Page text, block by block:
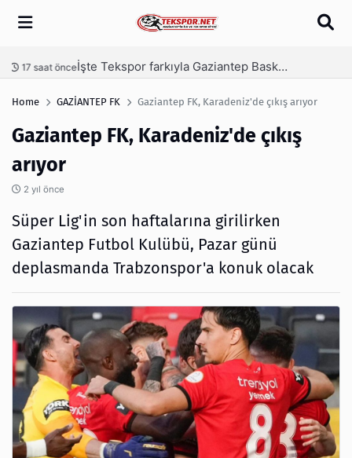
Arama
İşte Tekspor farkıyla Gaziantep Basketbol’un yeni yönetimi
Home GAZİANTEP FK Gaziantep FK, Karadeniz'de çıkış arıyor
Gaziantep FK, Karadeniz'de çıkış
arıyor
2 yıl önce
Süper Lig'in son haftalarına girilirken
Gaziantep Futbol Kulübü, Pazar günü
deplasmanda Trabzonspor'a konuk olacak